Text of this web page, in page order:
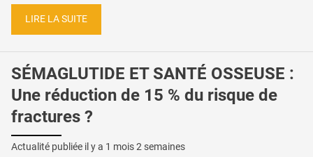
LIRE LA SUITE
SÉMAGLUTIDE ET SANTÉ OSSEUSE :
Une réduction de 15 % du risque de
fractures ?
Actualité publiée il y a 1 mois 2 semaines